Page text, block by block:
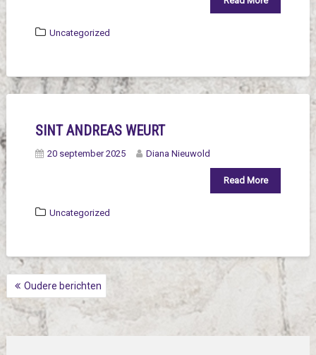
Uncategorized
SINT ANDREAS WEURT
20 september 2025 Diana Nieuwold
Read More
Uncategorized
BERICHTNAVIGATIE
Oudere berichten